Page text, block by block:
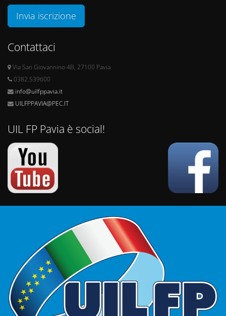
Invia iscrizione
Contattaci
Via San Giovannino 4B, 27100 Pavia
0382.539600
info@uilfppavia.it
UILFPPAVIA@PEC.IT
UIL FP Pavia è social!